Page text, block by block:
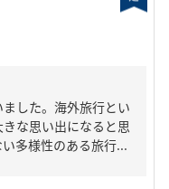
した。海外旅行とい
な思い出になると思
多様性のある旅行...